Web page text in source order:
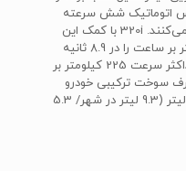
اتوماتیک شش سرعته
برای انتقال نیرو به چرخ‌ها استفاده می‌کنند. 320i با کمک این
مجموعه می‌تواند صفر تا 100 کیلومتر بر ساعت را در 8.9 ثانیه
سپری کرده و آن را تا رسیدن به حداکثر سرعت 225 کیلومتر بر
سوخت ترکیبی خودرو
به ازای هر 100 کیلومتر رانندگی 6.8 لیتر (9.3 لیتر در شهر/ 5.3